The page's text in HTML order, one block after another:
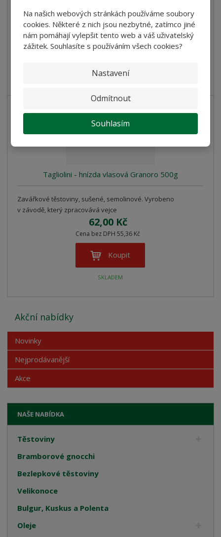
Na našich webových stránkách používáme soubory
cookies. Některé z nich jsou nezbytné, zatímco jiné
nám pomáhají vylepšit tento web a váš uživatelský
zážitek. Souhlasíte s používáním všech cookies?
Nastavení
Odmítnout
Souhlasím
v závodě, který zpracovává vejce
69,00 Kč
Cena bez DPH 61,61 Kč
SKLADEM
Tagliolini - hnízda vlasová Granoro 500g
Zavářkové těstoviny, sušené, semolinové. Vyrobeno
v závodě, který zpracovává vejce
62,00 Kč
Cena bez DPH 55,36 Kč
Koupit
SKLADEM
NAŠE NABÍDKA
Těstoviny
Bramborové gnocchi
Bezlepkové těstoviny
Velikonoce
Bulgur, Kuskus a Polenta
Oleje
Akční nabídky
Novinky
Nejprodávanější
Akce